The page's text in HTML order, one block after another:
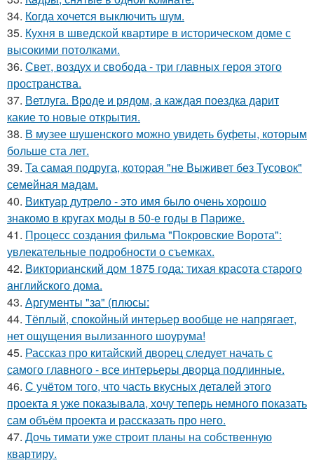
34. Когда хочется выключить шум.
35. Кухня в шведской квартире в историческом доме с
высокими потолками.
36. Свет, воздух и свобода - три главных героя этого
пространства.
37. Ветлуга. Вроде и рядом, а каждая поездка дарит
какие то новые открытия.
38. В музее шушенского можно увидеть буфеты, которым
больше ста лет.
39. Та самая подруга, которая "не Выживет без Тусовок"
семейная мадам.
40. Виктуар дутрело - это имя было очень хорошо
знакомо в кругах моды в 50-е годы в Париже.
41. Процесс создания фильма "Покровские Ворота":
увлекательные подробности о съемках.
42. Викторианский дом 1875 года: тихая красота старого
английского дома.
43. Аргументы "за" (плюсы:
44. Тёплый, спокойный интерьер вообще не напрягает,
нет ощущения вылизанного шоурума!
45. Рассказ про китайский дворец следует начать с
самого главного - все интерьеры дворца подлинные.
46. С учётом того, что часть вкусных деталей этого
проекта я уже показывала, хочу теперь немного показать
сам объём проекта и рассказать про него.
47. Дочь тимати уже строит планы на собственную
квартиру.